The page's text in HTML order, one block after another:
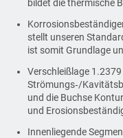
bildet die thermische
stellt unseren
ist somit Grundlage
Verschleißlage
Strömungs‑/
und die Buchse
und
Innenliegende